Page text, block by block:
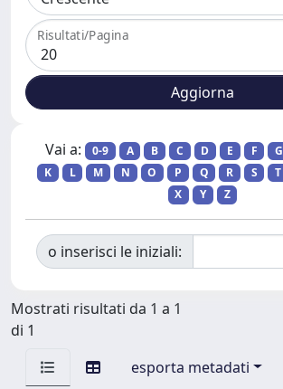
Risultati/Pagina
Vai a: 0-9 A B C D E F G
K
L M N O P Q R S T
X
Y Z
o inserisci le iniziali:
Mostrati risultati da 1 a 1
di 1
esporta metadati